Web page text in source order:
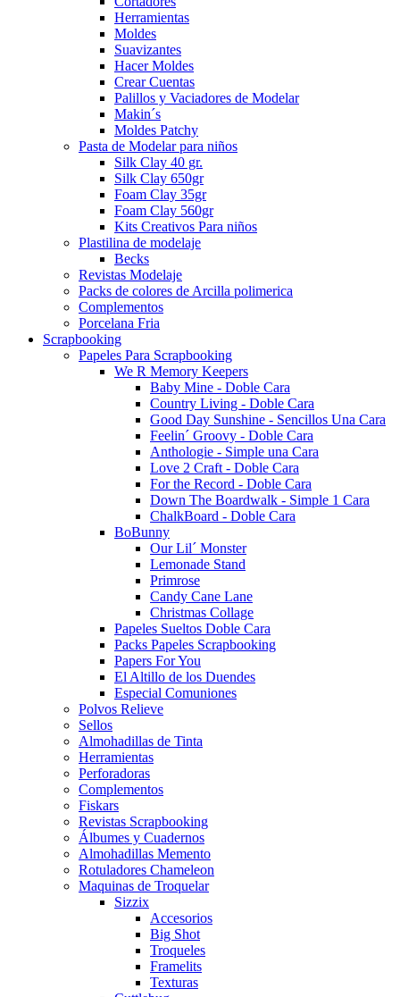
Herramientas
Moldes
Suavizantes
Hacer Moldes
Crear Cuentas
Palillos y Vaciadores de Modelar
Makin´s
Moldes Patchy
Pasta de Modelar para niños
Silk Clay 40 gr.
Silk Clay 650gr
Foam Clay 35gr
Foam Clay 560gr
Kits Creativos Para niños
Plastilina de modelaje
Becks
Revistas Modelaje
Packs de colores de Arcilla polimerica
Complementos
Porcelana Fria
Scrapbooking
Papeles Para Scrapbooking
We R Memory Keepers
Baby Mine - Doble Cara
Country Living - Doble Cara
Good Day Sunshine - Sencillos Una Cara
Feelin´ Groovy - Doble Cara
Anthologie - Simple una Cara
Love 2 Craft - Doble Cara
For the Record - Doble Cara
Down The Boardwalk - Simple 1 Cara
ChalkBoard - Doble Cara
BoBunny
Our Lil´ Monster
Lemonade Stand
Primrose
Candy Cane Lane
Christmas Collage
Papeles Sueltos Doble Cara
Packs Papeles Scrapbooking
Papers For You
El Altillo de los Duendes
Especial Comuniones
Polvos Relieve
Sellos
Almohadillas de Tinta
Herramientas
Perforadoras
Complementos
Fiskars
Revistas Scrapbooking
Álbumes y Cuadernos
Almohadillas Memento
Rotuladores Chameleon
Maquinas de Troquelar
Sizzix
Accesorios
Big Shot
Troqueles
Framelits
Texturas